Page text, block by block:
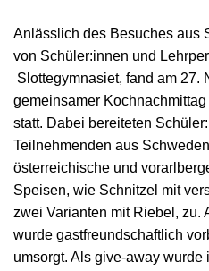
Anlässlich des Besuches aus
von Schüler:innen und
Slottegymnasiet, fand am 27.
gemeinsamer
statt. Dabei bereiteten
Teilnehmenden aus
österreichische und
Speisen, wie Schnitzel mit
zwei Varianten mit Riebel, zu.
wurde gastfreundschaftlich
umsorgt. Als give-away